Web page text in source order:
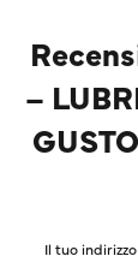
–
Il tuo